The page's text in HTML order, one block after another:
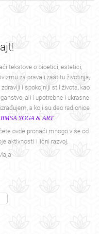
tekstove o bioetici, estetici,
za prava i zaštitu životinja,
i spokojniji stil života, kao
ali i upotrebne i ukrasne
a koji su deo radionice
YOGA & ART.
ovde pronaći mnogo više od
aktivnosti i lični razvoj.